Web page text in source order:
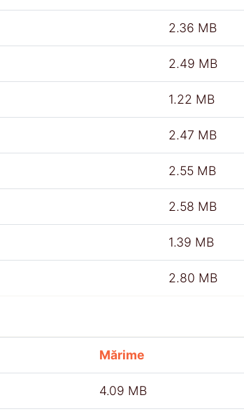
2.36 MB
2.49 MB
1.22 MB
2.47 MB
2.55 MB
2.58 MB
1.39 MB
2.80 MB
Mărime
4.09 MB